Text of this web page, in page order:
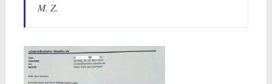
M. Z.